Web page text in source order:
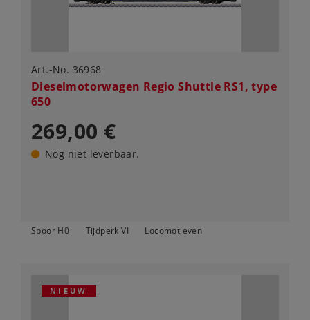
Art.-No. 36968
Dieselmotorwagen Regio Shuttle RS1, type
650
269,00 €
Nog niet leverbaar.
Spoor H0 Tijdperk VI Locomotieven
NIEUW